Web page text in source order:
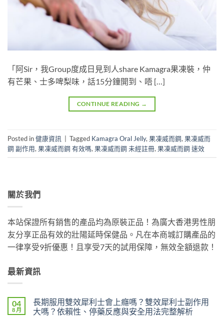
「阿Sir，我Group度成日見到人share Kamagra果凍裝，仲
有芒果、士多啤梨味，話15分鐘開到、唔 […]
CONTINUE READING →
Posted in健康資訊 Tagged Kamagra Oral Jelly, 果凍威而鋼, 果凍威而
鋼 副作用, 果凍威而鋼 有效嗎, 果凍威而鋼 未經註冊, 果凍威而鋼 速效
關於我們
本站保證所有銷售的產品均為原裝正品！為廣大香港男性朋
友分享正品有效的壯陽延時保健品。凡在本商城訂購產品的
一律享受9折優惠！且享受7天的試用保障，無效全額退款！
最新資訊
04
8 月
長期服用雙效犀利士會上癮嗎？雙效犀利士副作用
大嗎？依賴性、停藥反應與安全用法完整解析